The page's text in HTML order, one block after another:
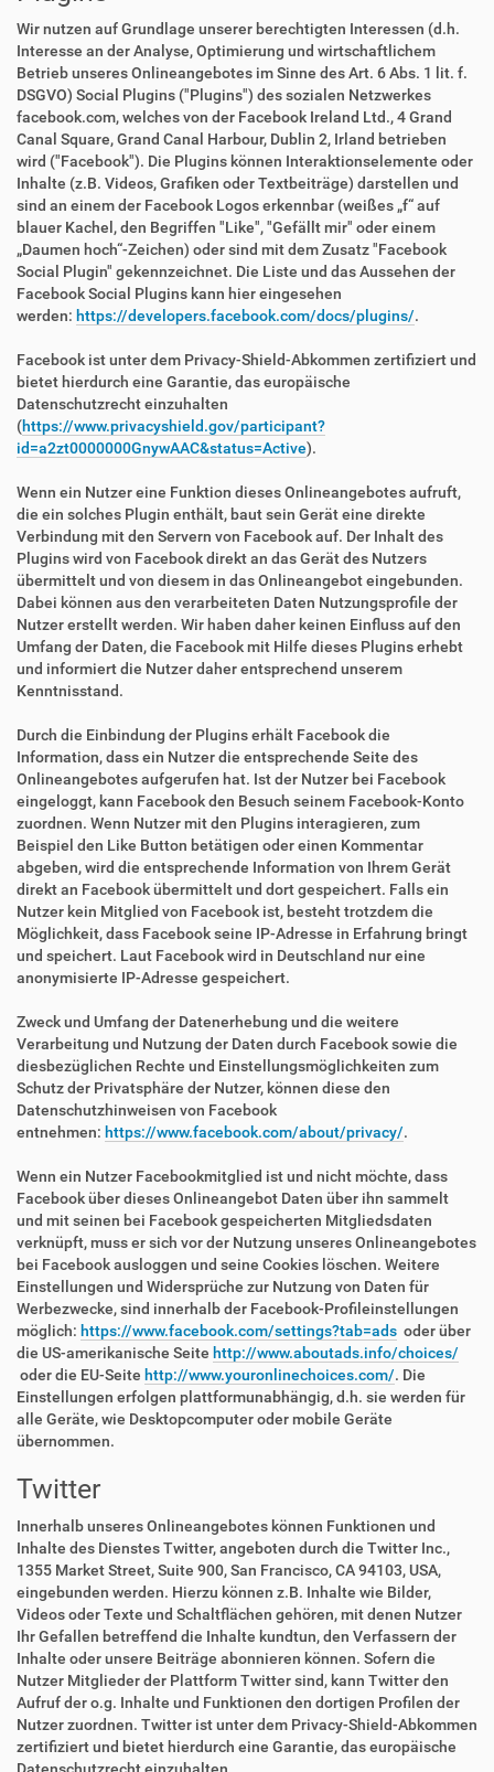
Wir nutzen auf Grundlage unserer berechtigten Interessen (d.h.
Interesse an der Analyse, Optimierung und wirtschaftlichem
Betrieb unseres Onlineangebotes im Sinne des Art. 6 Abs. 1 lit. f.
DSGVO) Social Plugins ("Plugins") des sozialen Netzwerkes
facebook.com, welches von der Facebook Ireland Ltd., 4 Grand
Canal Square, Grand Canal Harbour, Dublin 2, Irland betrieben
wird ("Facebook"). Die Plugins können Interaktionselemente oder
Inhalte (z.B. Videos, Grafiken oder Textbeiträge) darstellen und
sind an einem der Facebook Logos erkennbar (weißes „f“ auf
blauer Kachel, den Begriffen "Like", "Gefällt mir" oder einem
„Daumen hoch“-Zeichen) oder sind mit dem Zusatz "Facebook
Social Plugin" gekennzeichnet. Die Liste und das Aussehen der
Facebook Social Plugins kann hier eingesehen
werden: https://developers.facebook.com/docs/plugins/.
Facebook ist unter dem Privacy-Shield-Abkommen zertifiziert und
bietet hierdurch eine Garantie, das europäische
Datenschutzrecht einzuhalten
(https://www.privacyshield.gov/participant?
id=a2zt0000000GnywAAC&status=Active).
Wenn ein Nutzer eine Funktion dieses Onlineangebotes aufruft,
die ein solches Plugin enthält, baut sein Gerät eine direkte
Verbindung mit den Servern von Facebook auf. Der Inhalt des
Plugins wird von Facebook direkt an das Gerät des Nutzers
übermittelt und von diesem in das Onlineangebot eingebunden.
Dabei können aus den verarbeiteten Daten Nutzungsprofile der
Nutzer erstellt werden. Wir haben daher keinen Einfluss auf den
Umfang der Daten, die Facebook mit Hilfe dieses Plugins erhebt
und informiert die Nutzer daher entsprechend unserem
Kenntnisstand.
Durch die Einbindung der Plugins erhält Facebook die
Information, dass ein Nutzer die entsprechende Seite des
Onlineangebotes aufgerufen hat. Ist der Nutzer bei Facebook
eingeloggt, kann Facebook den Besuch seinem Facebook-Konto
zuordnen. Wenn Nutzer mit den Plugins interagieren, zum
Beispiel den Like Button betätigen oder einen Kommentar
abgeben, wird die entsprechende Information von Ihrem Gerät
direkt an Facebook übermittelt und dort gespeichert. Falls ein
Nutzer kein Mitglied von Facebook ist, besteht trotzdem die
Möglichkeit, dass Facebook seine IP-Adresse in Erfahrung bringt
und speichert. Laut Facebook wird in Deutschland nur eine
anonymisierte IP-Adresse gespeichert.
Zweck und Umfang der Datenerhebung und die weitere
Verarbeitung und Nutzung der Daten durch Facebook sowie die
diesbezüglichen Rechte und Einstellungsmöglichkeiten zum
Schutz der Privatsphäre der Nutzer, können diese den
Datenschutzhinweisen von Facebook
entnehmen: https://www.facebook.com/about/privacy/.
Wenn ein Nutzer Facebookmitglied ist und nicht möchte, dass
Facebook über dieses Onlineangebot Daten über ihn sammelt
und mit seinen bei Facebook gespeicherten Mitgliedsdaten
verknüpft, muss er sich vor der Nutzung unseres Onlineangebotes
bei Facebook ausloggen und seine Cookies löschen. Weitere
Einstellungen und Widersprüche zur Nutzung von Daten für
Werbezwecke, sind innerhalb der Facebook-Profileinstellungen
möglich: https://www.facebook.com/settings?tab=ads oder über
die US-amerikanische Seite http://www.aboutads.info/choices/
oder die EU-Seite http://www.youronlinechoices.com/. Die
Einstellungen erfolgen plattformunabhängig, d.h. sie werden für
alle Geräte, wie Desktopcomputer oder mobile Geräte
übernommen.
Twitter
Innerhalb unseres Onlineangebotes können Funktionen und
Inhalte des Dienstes Twitter, angeboten durch die Twitter Inc.,
1355 Market Street, Suite 900, San Francisco, CA 94103, USA,
eingebunden werden. Hierzu können z.B. Inhalte wie Bilder,
Videos oder Texte und Schaltflächen gehören, mit denen Nutzer
Ihr Gefallen betreffend die Inhalte kundtun, den Verfassern der
Inhalte oder unsere Beiträge abonnieren können. Sofern die
Nutzer Mitglieder der Plattform Twitter sind, kann Twitter den
Aufruf der o.g. Inhalte und Funktionen den dortigen Profilen der
Nutzer zuordnen. Twitter ist unter dem Privacy-Shield-Abkommen
zertifiziert und bietet hierdurch eine Garantie, das europäische